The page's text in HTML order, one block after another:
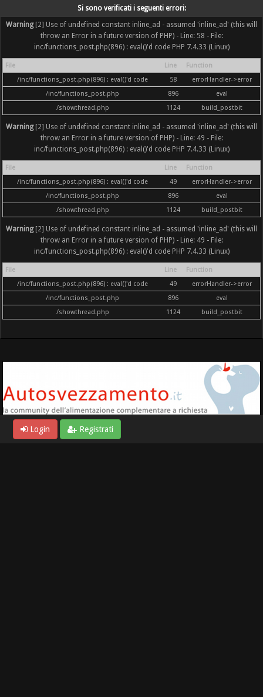
Si sono verificati i seguenti errori:
Warning[2] Use of undefined constant inline_ad - assumed 'inline_ad' (this will
throw an Error in a future version of PHP) - Line: 58 - File:
inc/functions_post.php(896) : eval()'d code PHP 7.4.33 (Linux)
File Line
Function
/inc/functions_post.php(896) : eval()'d code
58
errorHandler->error
/inc/functions_post.php
896
eval
/showthread.php
1124 build_postbit
Warning[2] Use of undefined constant inline_ad - assumed 'inline_ad' (this will
throw an Error in a future version of PHP) - Line: 49 - File:
inc/functions_post.php(896) : eval()'d code PHP 7.4.33 (Linux)
File Line
Function
/inc/functions_post.php(896) : eval()'d code
49
errorHandler->error
/inc/functions_post.php
896
eval
/showthread.php
1124 build_postbit
Warning[2] Use of undefined constant inline_ad - assumed 'inline_ad' (this will
throw an Error in a future version of PHP) - Line: 49 - File:
inc/functions_post.php(896) : eval()'d code PHP 7.4.33 (Linux)
File Line
Function
/inc/functions_post.php(896) : eval()'d code
49
errorHandler->error
/inc/functions_post.php
896
eval
/showthread.php
1124 build_postbit
Login Registrati